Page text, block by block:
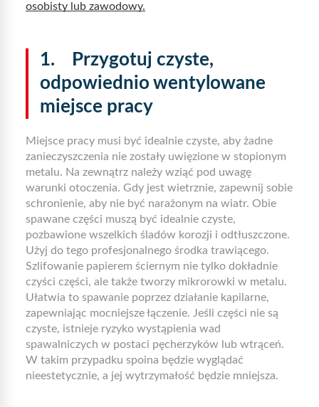
osobisty lub zawodowy.
1. Przygotuj czyste,
odpowiednio wentylowane
miejsce pracy
Miejsce pracy musi być idealnie czyste, aby żadne
zanieczyszczenia nie zostały uwięzione w stopionym
metalu. Na zewnątrz należy wziąć pod uwagę
warunki otoczenia. Gdy jest wietrznie, zapewnij sobie
schronienie, aby nie być narażonym na wiatr. Obie
spawane części muszą być idealnie czyste,
pozbawione wszelkich śladów korozji i odtłuszczone.
Użyj do tego profesjonalnego środka trawiącego.
Szlifowanie papierem ściernym nie tylko dokładnie
czyści części, ale także tworzy mikrorowki w metalu.
Ułatwia to spawanie poprzez działanie kapilarne,
zapewniając mocniejsze łączenie. Jeśli części nie są
czyste, istnieje ryzyko wystąpienia wad
spawalniczych w postaci pęcherzyków lub wtrąceń.
W takim przypadku spoina będzie wyglądać
nieestetycznie, a jej wytrzymałość będzie mniejsza.